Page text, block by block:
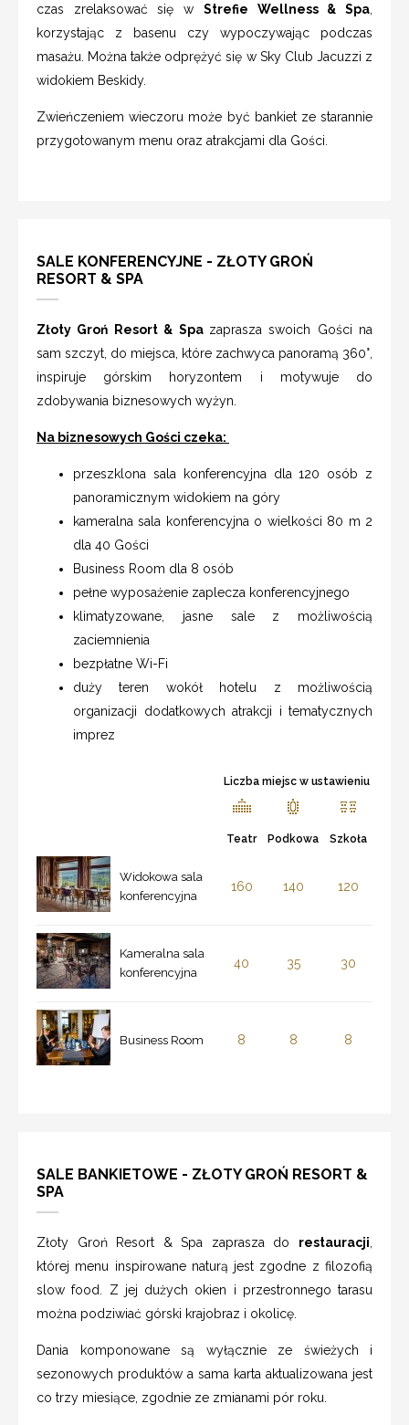
czas zrelaksować się w Strefie Wellness & Spa
korzystając z basenu czy wypoczywając podczas
masażu. Można także odprężyć się w Sky Club Jacuzzi z
widokiem Beskidy.
Zwieńczeniem wieczoru może być bankiet ze starannie
przygotowanym menu oraz atrakcjami dla Gości.
SALE KONFERENCYJNE - ZŁOTY GROŃ
RESORT & SPA
Złoty Groń Resort & Spa zaprasza swoich Gości na
sam szczyt, do miejsca, które zachwyca panoramą 360°,
inspiruje górskim horyzontem i motywuje do
zdobywania biznesowych wyżyn.
Na biznesowych Gości czeka:
przeszklona sala konferencyjna dla 120 osób z
panoramicznym widokiem na góry
kameralna sala konferencyjna o wielkości 80 m 2
dla 40 Gości
Business Room dla 8 osób
pełne wyposażenie zaplecza konferencyjnego
klimatyzowane, jasne sale z możliwością
zaciemnienia
bezpłatne Wi-Fi
duży teren wokół hotelu z możliwością
organizacji dodatkowych atrakcji i tematycznych
imprez
Liczba miejsc w ustawieniu
Teatr Podkowa Szkoła
Widokowa sala
konferencyjna
160 140 120
Kameralna sala
konferencyjna
40 35 30
Business Room 8 8 8
SALE BANKIETOWE - ZŁOTY GROŃ RESORT &
SPA
Złoty Groń Resort & Spa zaprasza do restauracji
której menu inspirowane naturą jest zgodne z filozofią
slow food. Z jej dużych okien i przestronnego tarasu
można podziwiać górski krajobraz i okolicę.
Dania komponowane są wyłącznie ze świeżych i
sezonowych produktów a sama karta aktualizowana jest
co trzy miesiące, zgodnie ze zmianami pór roku.